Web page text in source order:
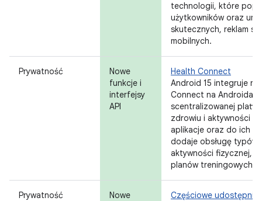
technologii, które
użytkowników oraz
skutecznych, reklam
mobilnych.
Prywatność
Nowe
funkcje i
interfejsy
API
Health Connect
Android 15 integruje
Connect na Androida,
scentralizowanej
zdrowiu i aktywności
aplikacje oraz do ich
dodaje obsługę typów
aktywności fizycznej,
planów treningowych.
Prywatność
Nowe
Częściowe